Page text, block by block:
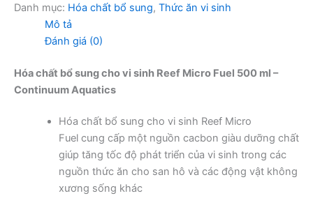
Danh mục: Hóa chất bổ sung, Thức ăn vi sinh
Mô tả
Đánh giá (0)
Hóa chất bổ sung cho vi sinh Reef Micro Fuel 500 ml –
Continuum Aquatics
Hóa chất bổ sung cho vi sinh Reef Micro
Fuel cung cấp một nguồn cacbon giàu dưỡng chất
giúp tăng tốc độ phát triển của vi sinh trong các
nguồn thức ăn cho san hô và các động vật không
xương sống khác